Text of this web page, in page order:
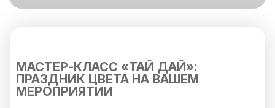
МАСТЕР-КЛАСС «ТАЙ ДАЙ»:
ПРАЗДНИК ЦВЕТА НА ВАШЕМ
МЕРОПРИЯТИИ